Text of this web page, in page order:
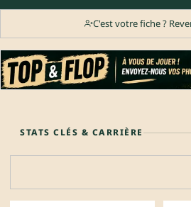
C'est votre fiche ?
STATS CLÉS & CARRIÈRE